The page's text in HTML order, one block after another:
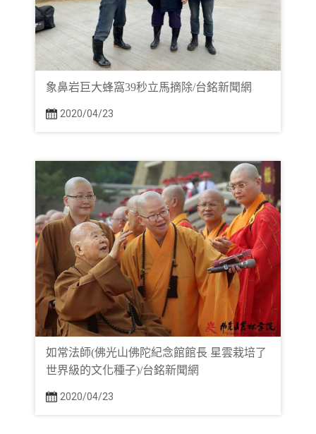
象鼻岩巨大蜂窩39秒立馬摘除/台銘新聞網
2020/04/23
如常法師(佛光山佛陀紀念館館長 星雲栽培了
世界級的文化種子)/台銘新聞網
2020/04/23